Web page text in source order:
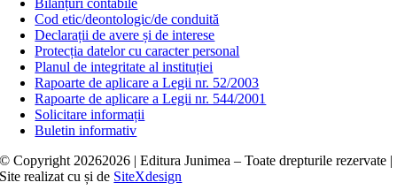
Cod etic/deontologic/de conduită
Declarații de avere și de interese
Protecția datelor cu caracter personal
Planul de integritate al instituției
Rapoarte de aplicare a Legii nr. 52/2003
Rapoarte de aplicare a Legii nr. 544/2001
Solicitare informații
Buletin informativ
© Copyright 20262026 | Editura Junimea – Toate drepturile rezervate |
Site realizat cușide SiteXdesign